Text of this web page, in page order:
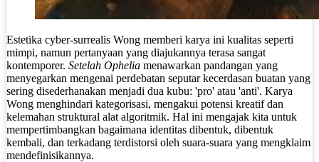
Estetika cyber-surrealis Wong memberi karya ini kualitas seperti
mimpi, namun pertanyaan yang diajukannya terasa sangat
kontemporer. Setelah Ophelia menawarkan pandangan yang
menyegarkan mengenai perdebatan seputar kecerdasan buatan yang
sering disederhanakan menjadi dua kubu: 'pro' atau 'anti'. Karya
Wong menghindari kategorisasi, mengakui potensi kreatif dan
kelemahan struktural alat algoritmik. Hal ini mengajak kita untuk
mempertimbangkan bagaimana identitas dibentuk, dibentuk
kembali, dan terkadang terdistorsi oleh suara-suara yang mengklaim
mendefinisikannya.